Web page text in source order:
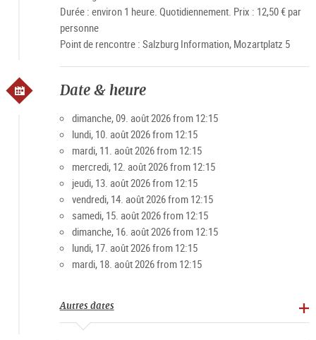
Durée : environ 1 heure. Quotidiennement. Prix : 12,50 € par
personne
Point de rencontre : Salzburg Information, Mozartplatz 5
Date & heure
dimanche, 09. août 2026 from 12:15
lundi, 10. août 2026 from 12:15
mardi, 11. août 2026 from 12:15
mercredi, 12. août 2026 from 12:15
jeudi, 13. août 2026 from 12:15
vendredi, 14. août 2026 from 12:15
samedi, 15. août 2026 from 12:15
dimanche, 16. août 2026 from 12:15
lundi, 17. août 2026 from 12:15
mardi, 18. août 2026 from 12:15
Autres dates